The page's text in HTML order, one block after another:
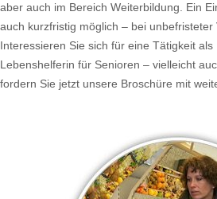
aber auch im Bereich Weiterbildung. Ein
auch kurzfristig möglich – bei unbefristeter
Interessieren Sie sich für eine Tätigkeit
Lebenshelferin für Senioren – vielleicht
fordern Sie jetzt unsere Broschüre mit